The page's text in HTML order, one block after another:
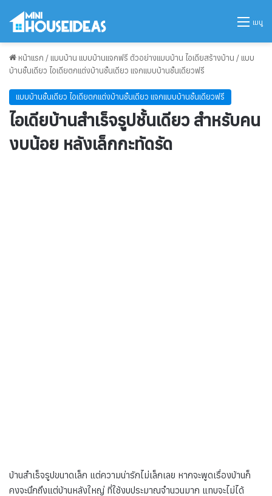
เมนู
หน้าแรก / แบบบ้าน แบบบ้านแจกฟรี ตัวอย่างแบบบ้าน ไอเดียสร้างบ้าน / แบบ
บ้านชั้นเดียว ไอเดียตกแต่งบ้านชั้นเดียว แจกแบบบ้านชั้นเดียวฟรี
แบบบ้านชั้นเดียว ไอเดียตกแต่งบ้านชั้นเดียว แจกแบบบ้านชั้นเดียวฟรี
ไอเดียบ้านสำเร็จรูปชั้นเดียว สำหรับคน
งบน้อย หลังเล็กกะทัดรัด
บ้านสำเร็จรูปขนาดเล็ก แต่ความน่ารักไม่เล็กเลย หากจะพูดเรื่องบ้านก็
คงจะนึกถึงแต่บ้านหลังใหญ่ ที่ใช้งบประมาณจำนวนมาก แทบจะไม่ได้